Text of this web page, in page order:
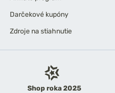
Shop roka 2025
Darčekové kupóny
Zdroje na stiahnutie